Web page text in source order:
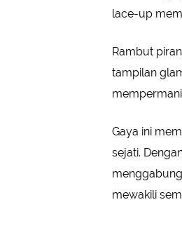
lace-up
Rambut
tampilan
Gaya ini
sejati.
mewakili